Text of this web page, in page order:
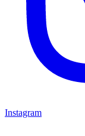
Instagram